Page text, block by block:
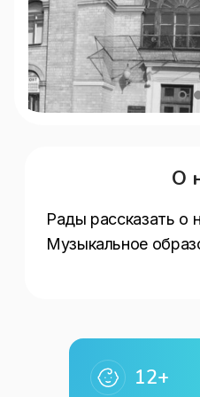
О
Рады рассказать о
Музыкальное
12+